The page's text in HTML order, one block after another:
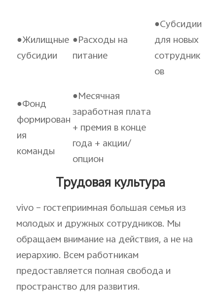
●Жилищные
субсидии
●Расходы на
питание
●Субсидии
для новых
сотрудник
ов
●Фонд
формирован
ия
команды
●Месячная
заработная плата
+ премия в конце
года + акции/
опцион
Трудовая культура
vivo – гостеприимная большая семья из
молодых и дружных сотрудников. Мы
обращаем внимание на действия, а не на
иерархию. Всем работникам
предоставляется полная свобода и
пространство для развития.